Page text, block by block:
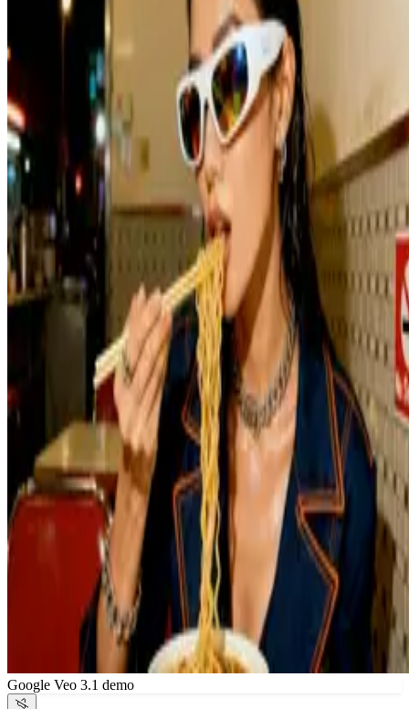
Google Veo 3.1 demo